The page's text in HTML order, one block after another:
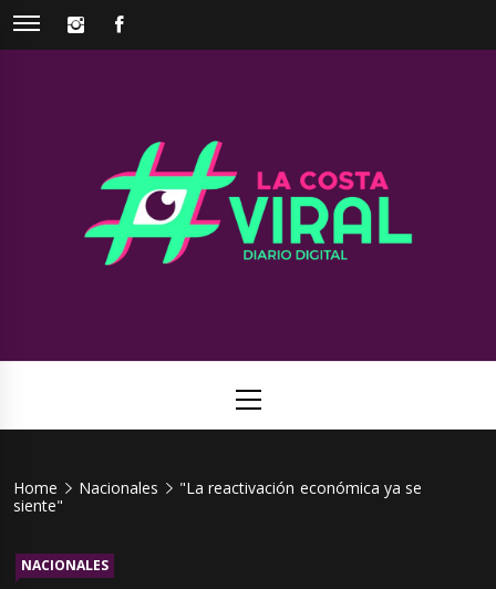
Skip
INSTAGRAM
Viral
Menu
Home Nacionales
"La reactivación económica ya se
siente"
NACIONALES